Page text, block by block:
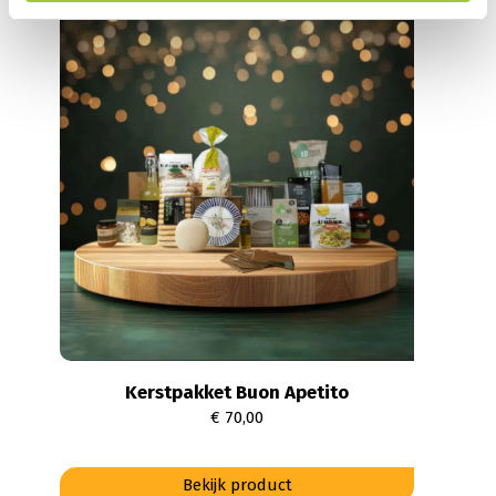
heeft
meerdere
variaties.
Deze
optie
kan
gekozen
worden
op
de
productpagina
Kerstpakket Buon Apetito
€ 70,00
Dit
Bekijk product